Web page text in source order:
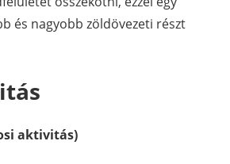
és nagyobb zöldövezeti részt
aktivitás)